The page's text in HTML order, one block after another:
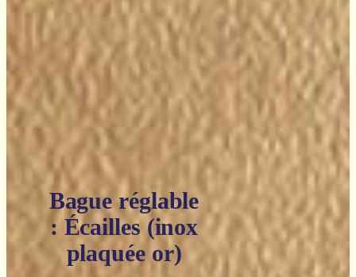
Bague réglable
: Écailles (inox
plaquée or)